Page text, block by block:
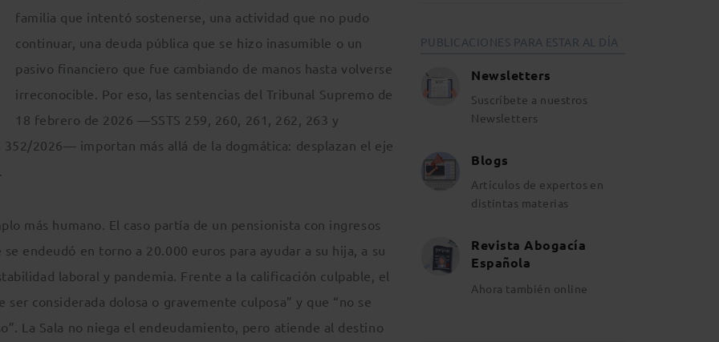
familia que intentó sostenerse, una actividad que no pudo
continuar, una deuda pública que se hizo inasumible o un
pasivo financiero que fue cambiando de manos hasta volverse
irreconocible. Por eso, las sentencias del Tribunal Supremo de
18 febrero de 2026 —SSTS 259, 260, 261, 262, 263 y
2026— importan más allá de la dogmática: desplazan el eje
más humano. El caso partía de un pensionista con ingresos
endeudó en torno a 20.000 euros para ayudar a su hija, a su
laboral y pandemia. Frente a la calificación culpable, el
considerada dolosa o gravemente culposa” y que “no se
La Sala no niega el endeudamiento, pero atiende al destino
PUBLICACIONES PARA ESTAR AL DÍA
Newsletters
Suscríbete a nuestros
Newsletters
Blogs
Artículos de expertos en
distintas materias
Revista Abogacía
Española
Ahora también online